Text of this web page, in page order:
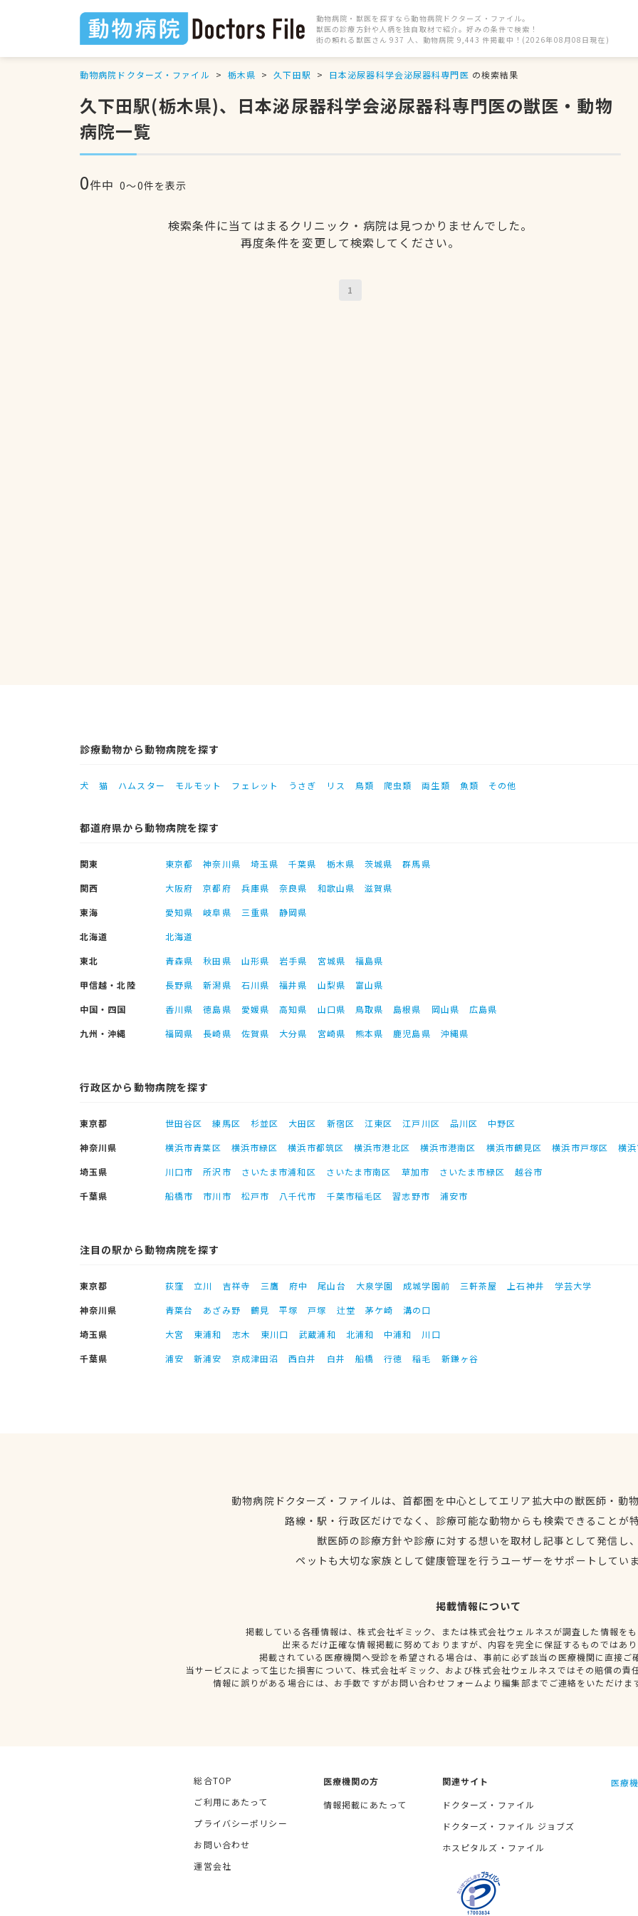
動物病院・獣医を探すなら動物病院ドクターズ・ファイル。
獣医の診療方針や人柄を独自取材で紹介。好みの条件で検索！
街の頼れる獣医さん 937 人、動物病院 9,443 件掲載中！(2026年08月08日現在)
動物病院ドクターズ・ファイル 栃木県 久下田駅 日本泌尿器科学会泌尿器科専門医 の検索結果
久下田駅(栃木県)、日本泌尿器科学会泌尿器科専門医の獣医・動物
病院一覧
0件中 0〜0件を表示
検索条件に当てはまるクリニック・病院は見つかりませんでした。
再度条件を変更して検索してください。
1
診療動物から動物病院を探す
犬 猫 ハムスター モルモット フェレット うさぎ リス 鳥類 爬虫類 両生類 魚類 その他
都道府県から動物病院を探す
関東 東京都 神奈川県 埼玉県 千葉県 栃木県 茨城県
群馬県
関西
大阪府 京都府 兵庫県 奈良県 和歌山県
滋賀県
東海
愛知県 岐阜県 三重県
静岡県
北海道
北海道
東北
青森県 秋田県 山形県 岩手県 宮城県
福島県
甲信越・北陸
長野県 新潟県 石川県 福井県 山梨県
富山県
中国・四国
香川県 徳島県 愛媛県 高知県 山口県 鳥取県 島根県 岡山県
広島県
九州・沖縄
福岡県 長崎県 佐賀県 大分県 宮崎県 熊本県 鹿児島県 沖縄県
行政区から動物病院を探す
東京都 世田谷区 練馬区 杉並区 大田区 新宿区 江東区 江戸川区 品川区
中野区
神奈川県
横浜市青葉区 横浜市緑区 横浜市都筑区 横浜市港北区 横浜市港南区 横浜市鶴見区 横浜市戸塚区
横
埼玉県
川口市 所沢市 さいたま市浦和区 さいたま市南区 草加市 さいたま市緑区
越谷市
千葉県
船橋市 市川市 松戸市 八千代市 千葉市稲毛区 習志野市 浦安市
注目の駅から動物病院を探す
東京都 荻窪 立川 吉祥寺 三鷹 府中 尾山台 大泉学園 成城学園前 三軒茶屋 上石神井
学芸大学
神奈川県
青葉台 あざみ野 鶴見 平塚 戸塚 辻堂 茅ケ崎
溝の口
埼玉県
大宮 東浦和 志木 東川口 武蔵浦和 北浦和 中浦和
川口
千葉県
浦安 新浦安 京成津田沼 西白井 白井 船橋 行徳 稲毛 新鎌ヶ谷
動物病院ドクターズ・ファイルは、首都圏を中心としてエリア拡大中の獣医師・動
路線・駅・行政区だけでなく、診療可能な動物からも検索できることが
獣医師の診療方針や診療に対する想いを取材し記事として発信し
ペットも大切な家族として健康管理を行うユーザーをサポートしてい
掲載情報について
掲載している各種情報は、株式会社ギミック、または株式会社ウェルネスが調査した情報を
出来るだけ正確な情報掲載に努めておりますが、内容を完全に保証するものではあ
掲載されている医療機関へ受診を希望される場合は、事前に必ず該当の医療機関に直接ご
当サービスによって生じた損害について、株式会社ギミック、および株式会社ウェルネスではその賠償の責
情報に誤りがある場合には、お手数ですがお問い合わせフォームより編集部までご連絡をいただけま
総合TOP
ご利用にあたって
プライバシーポリシー
お問い合わせ
運営会社
医療機関の方
情報掲載にあたって
関連サイト
ドクターズ・ファイル
ドクターズ・ファイル ジョブズ
ホスピタルズ・ファイル
医療